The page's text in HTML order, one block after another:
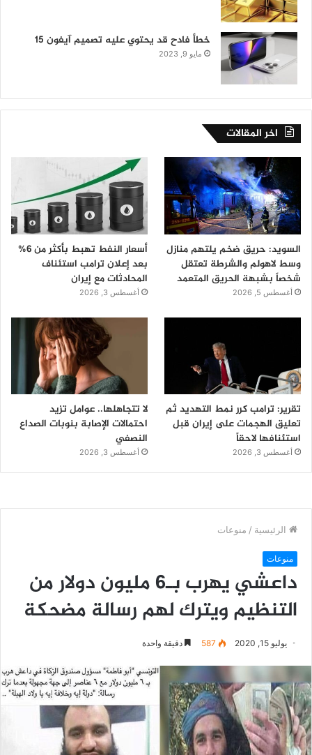
خطأ فادح قد يحتوي عليه تصميم آيفون 15
مايو 9, 2023
اخر المقالات
السويد: حريق ضخم يلتهم منازل
وسط لاهولم والشرطة تعتقل
شخصاً بشبهة الحريق المتعمد
أغسطس 5, 2026
أسعار النفط تهبط بأكثر من 6%
بعد إعلان ترامب استئناف
المحادثات مع إيران
أغسطس 3, 2026
تقرير: ترامب كرر نمط التهديد ثم
تعليق الهجمات على إيران قبل
استئنافها لاحقاً
أغسطس 3, 2026
لا تتجاهلها.. عوامل تزيد
احتمالات الإصابة بنوبات الصداع
النصفي
أغسطس 3, 2026